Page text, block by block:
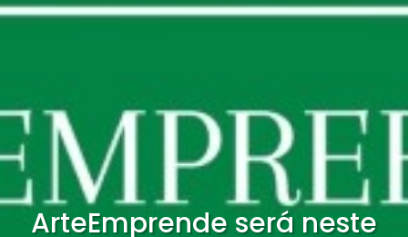
ArteEmprende será neste